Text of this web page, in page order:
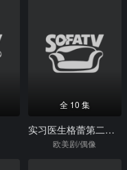
全 10 集
实习医生格蕾第二十一季
欧美剧/偶像